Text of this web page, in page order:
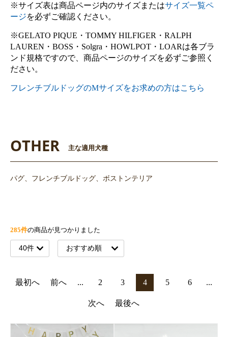
※サイズ表は商品ページ内のサイズまたはサイズ一覧ペ
ージを必ずご確認ください。
※GELATO PIQUE・TOMMY HILFIGER・RALPH
LAUREN・BOSS・Solgra・HOWLPOT・LOARは各ブラ
ンド規格ですので、商品ページのサイズを必ずご参照く
ださい。
フレンチブルドッグのMサイズをお求めの方はこちら
OTHER 主な適用犬種
パグ、フレンチブルドッグ、ボストンテリア
285件の商品が見つかりました
最初へ 前へ ... 2 3 4 5 6 ...
次へ 最後へ